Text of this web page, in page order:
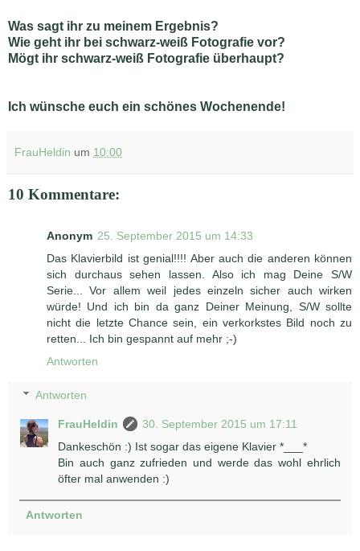
Was sagt ihr zu meinem Ergebnis?
Wie geht ihr bei schwarz-weiß Fotografie vor?
Mögt ihr schwarz-weiß Fotografie überhaupt?
Ich wünsche euch ein schönes Wochenende!
FrauHeldin um 10:00
10 Kommentare:
Anonym 25. September 2015 um 14:33
Das Klavierbild ist genial!!!! Aber auch die anderen können
sich durchaus sehen lassen. Also ich mag Deine S/W
Serie... Vor allem weil jedes einzeln sicher auch wirken
würde! Und ich bin da ganz Deiner Meinung, S/W sollte
nicht die letzte Chance sein, ein verkorkstes Bild noch zu
retten... Ich bin gespannt auf mehr ;-)
Antworten
Antworten
FrauHeldin
30. September 2015 um 17:11
Dankeschön :) Ist sogar das eigene Klavier *___*
Bin auch ganz zufrieden und werde das wohl ehrlich
öfter mal anwenden :)
Antworten